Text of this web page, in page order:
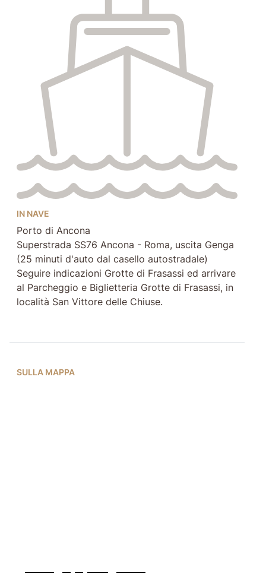
IN NAVE
Porto di Ancona
Superstrada SS76 Ancona - Roma, uscita Genga
(25 minuti d'auto dal casello autostradale)
Seguire indicazioni Grotte di Frasassi ed arrivare
al Parcheggio e Biglietteria Grotte di Frasassi, in
località San Vittore delle Chiuse.
SULLA MAPPA